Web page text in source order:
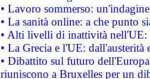
• Lavoro sommerso:
• La sanità online: a che punto
• Alti livelli di inattività nell'UE:
• La Grecia e l'UE: dall'austerità
• Dibattito sul futuro
riuniscono a Bruxelles per un